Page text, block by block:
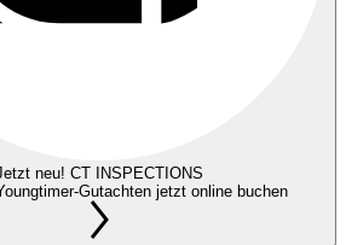
neu! CT INSPECTIONS
Gutachten jetzt online buchen